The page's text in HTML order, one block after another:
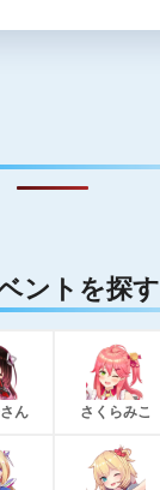
ントを探す
ん さくらみこ